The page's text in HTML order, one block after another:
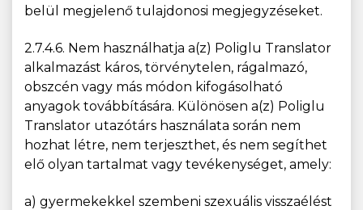
belül megjelenő tulajdonosi megjegyzéseket.
2.7.4.6. Nem használhatja a(z) Poliglu Translator
alkalmazást káros, törvénytelen, rágalmazó,
obszcén vagy más módon kifogásolható
anyagok továbbítására. Különösen a(z) Poliglu
Translator utazótárs használata során nem
hozhat létre, nem terjeszthet, és nem segíthet
elő olyan tartalmat vagy tevékenységet, amely:
a) gyermekekkel szembeni szexuális visszaélést